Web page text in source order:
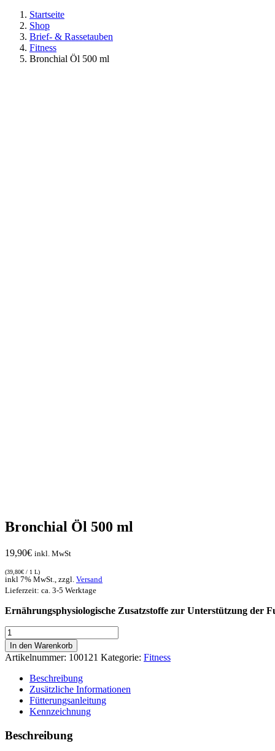
Startseite
Shop
Brief- & Rassetauben
Fitness
Bronchial Öl 500 ml
Bronchial Öl 500 ml
19,90€ inkl. MwSt
(39,80€ / 1 L)
inkl 7% MwSt., zzgl. Versand
Lieferzeit: ca. 3-5 Werktage
Ernährungsphysiologische Zusatzstoffe zur Unterstützung der
Bronchial
Öl
500
ml
Menge
In den Warenkorb
Artikelnummer: 100121 Kategorie: Fitness
Beschreibung
Zusätzliche Informationen
Fütterungsanleitung
Kennzeichnung
Beschreibung